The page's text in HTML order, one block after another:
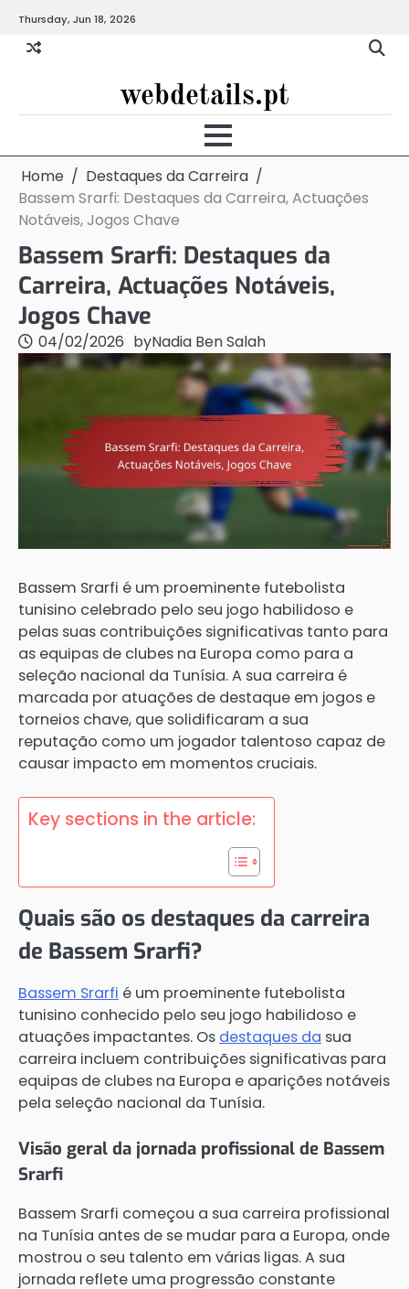
content
Thursday, Jun 18, 2026
webdetails.pt
Home
Destaques da Carreira
Bassem Srarfi: Destaques da Carreira, Actuações
Notáveis, Jogos Chave
Bassem Srarfi: Destaques da
Carreira, Actuações Notáveis,
Jogos Chave
04/02/2026 byNadia Ben Salah
Bassem Srarfi é um proeminente futebolista
tunisino celebrado pelo seu jogo habilidoso e
pelas suas contribuições significativas tanto para
as equipas de clubes na Europa como para a
seleção nacional da Tunísia. A sua carreira é
marcada por atuações de destaque em jogos e
torneios chave, que solidificaram a sua
reputação como um jogador talentoso capaz de
causar impacto em momentos cruciais.
Key sections in the article:
Quais são os destaques da carreira
de Bassem Srarfi?
Bassem Srarfi é um proeminente futebolista
tunisino conhecido pelo seu jogo habilidoso e
atuações impactantes. Os destaques da sua
carreira incluem contribuições significativas para
equipas de clubes na Europa e aparições notáveis
pela seleção nacional da Tunísia.
Visão geral da jornada profissional de Bassem
Srarfi
Bassem Srarfi começou a sua carreira profissional
na Tunísia antes de se mudar para a Europa, onde
mostrou o seu talento em várias ligas. A sua
jornada reflete uma progressão constante